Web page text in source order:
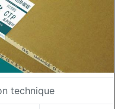
technique